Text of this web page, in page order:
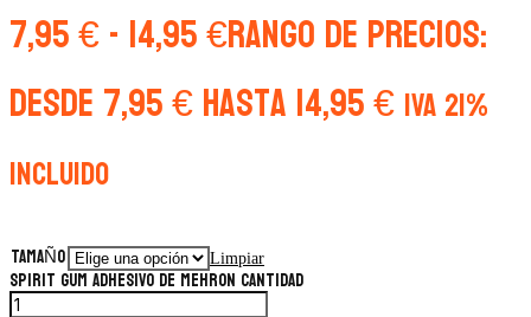
7,95€-14,95€Rango de precios:
desde 7,95 € hasta 14,95 €IVA 21%
Incluido
TAMAÑO Limpiar
Spirit Gum adhesivo de Mehron cantidad